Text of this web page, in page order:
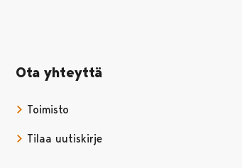
Ota yhteyttä
Toimisto
Tilaa uutiskirje